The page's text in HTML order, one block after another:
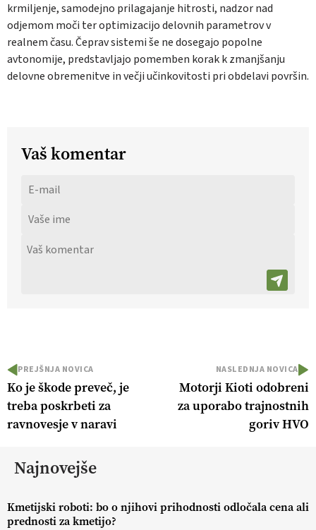
krmiljenje, samodejno prilagajanje hitrosti, nadzor nad
odjemom moči ter optimizacijo delovnih parametrov v
realnem času. Čeprav sistemi še ne dosegajo popolne
avtonomije, predstavljajo pomemben korak k zmanjšanju
delovne obremenitve in večji učinkovitosti pri obdelavi površin.
Vaš komentar
PREJŠNJA NOVICA
Ko je škode preveč, je
treba poskrbeti za
ravnovesje v naravi
NASLEDNJA NOVICA
Motorji Kioti odobreni
za uporabo trajnostnih
goriv HVO
Najnovejše
Kmetijski roboti: bo o njihovi prihodnosti odločala cena ali
prednosti za kmetijo?